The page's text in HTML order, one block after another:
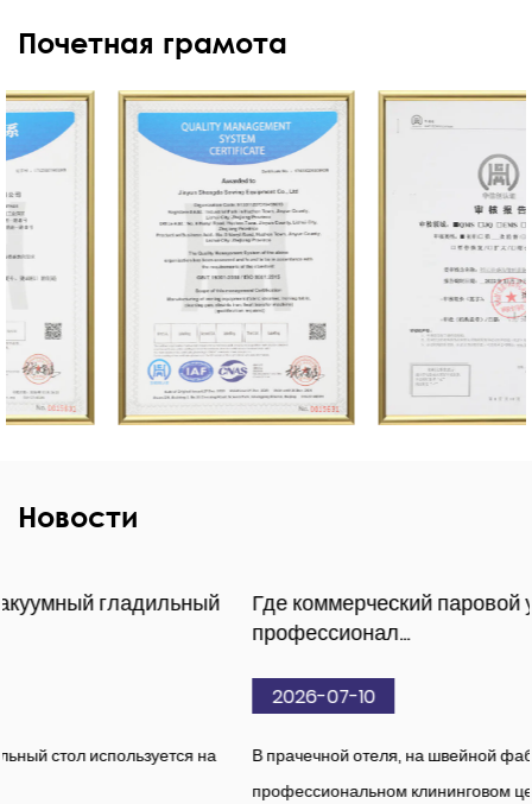
Почетная грамота
Новости
Где коммерческий паровой утюг подходит для
В прачечной отеля, на швейной фабрике или в
профессиональном клининговом центре глажка идет в дру...